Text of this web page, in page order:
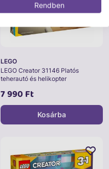
LEGO
LEGO Creator 31146 Platós
teherautó és helikopter
7 990 Ft
Kosárba
Rendben